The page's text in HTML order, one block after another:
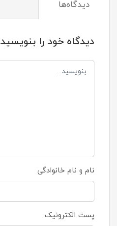
دیدگاه‌ها
دیدگاه خود را بنویسید
نام و نام خانوادگی
پست الکترونیک